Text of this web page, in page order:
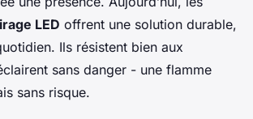
LED offrent une solution durable,
Ils résistent bien aux
sans danger - une flamme
sans risque.